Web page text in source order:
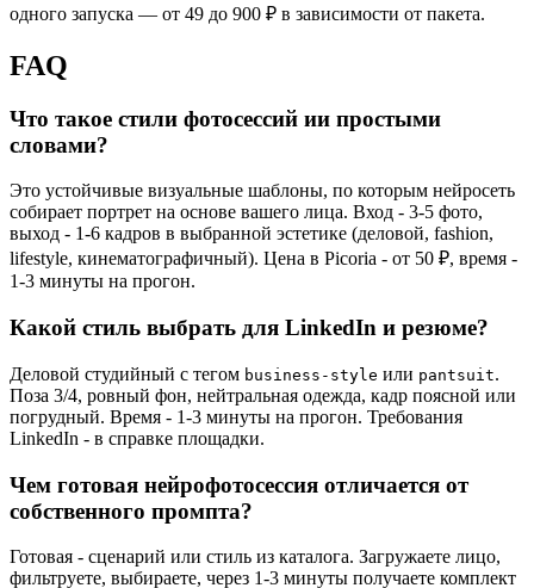
одного запуска — от 49 до 900 ₽ в зависимости от пакета.
FAQ
Что такое стили фотосессий ии простыми
словами?
Это устойчивые визуальные шаблоны, по которым нейросеть
собирает портрет на основе вашего лица. Вход - 3-5 фото,
выход - 1-6 кадров в выбранной эстетике (деловой, fashion,
lifestyle, кинематографичный). Цена в Picoria - от 50 ₽, время -
1-3 минуты на прогон.
Какой стиль выбрать для LinkedIn и резюме?
Деловой студийный с тегом business-style или pantsuit.
Поза 3/4, ровный фон, нейтральная одежда, кадр поясной или
погрудный. Время - 1-3 минуты на прогон. Требования
LinkedIn - в справке площадки.
Чем готовая нейрофотосессия отличается от
собственного промпта?
Готовая - сценарий или стиль из каталога. Загружаете лицо,
фильтруете, выбираете, через 1-3 минуты получаете комплект